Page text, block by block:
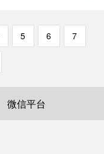
5 6 7
微信平台